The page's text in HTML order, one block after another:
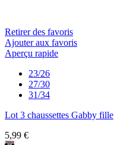
Retirer des favoris
Ajouter aux favoris
Aperçu rapide
23/26
27/30
31/34
Lot 3 chaussettes Gabby fille
5,99 €